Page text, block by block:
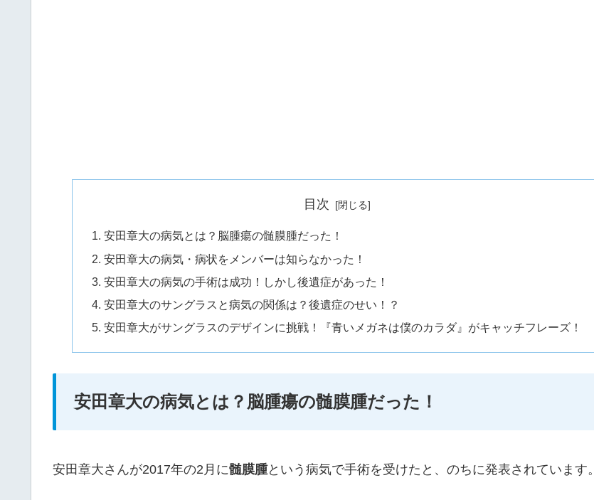
目次
安田章大の病気とは？脳腫瘍の髄膜腫だった！
安田章大の病気・病状をメンバーは知らなかった！
安田章大の病気の手術は成功！しかし後遺症があった！
安田章大のサングラスと病気の関係は？後遺症のせい！？
安田章大がサングラスのデザインに挑戦！『青いメガネは僕のカラダ』がキャッチフレーズ！
安田章大の病気とは？脳腫瘍の髄膜腫だった！
安田章大さんが2017年の2月に髄膜腫という病気で手術を受けたと、のちに発表されています。